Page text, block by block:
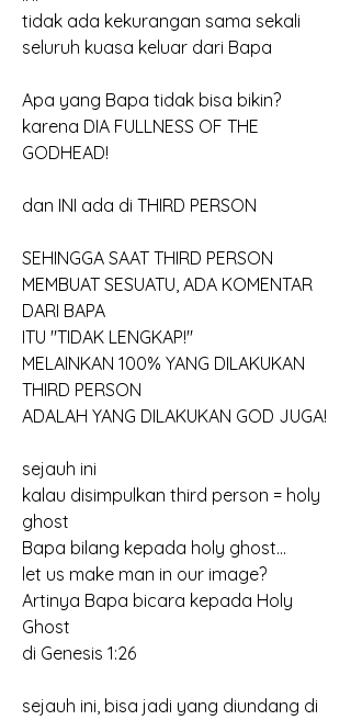
tidak ada kekurangan sama sekali
seluruh kuasa keluar dari Bapa
Apa yang Bapa tidak bisa bikin?
karena DIA FULLNESS OF THE
GODHEAD!
dan INI ada di THIRD PERSON
SEHINGGA SAAT THIRD PERSON
MEMBUAT SESUATU, ADA KOMENTAR
DARI BAPA
ITU "TIDAK LENGKAP!"
MELAINKAN 100% YANG DILAKUKAN
THIRD PERSON
ADALAH YANG DILAKUKAN GOD JUGA!
sejauh ini
kalau disimpulkan third person = holy
ghost
Bapa bilang kepada holy ghost...
let us make man in our image?
Artinya Bapa bicara kepada Holy
Ghost
di Genesis 1:26
sejauh ini, bisa jadi yang diundang di